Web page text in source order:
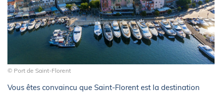
© Port de Saint-Florent
Vous êtes convaincu que Saint-Florent est la destination